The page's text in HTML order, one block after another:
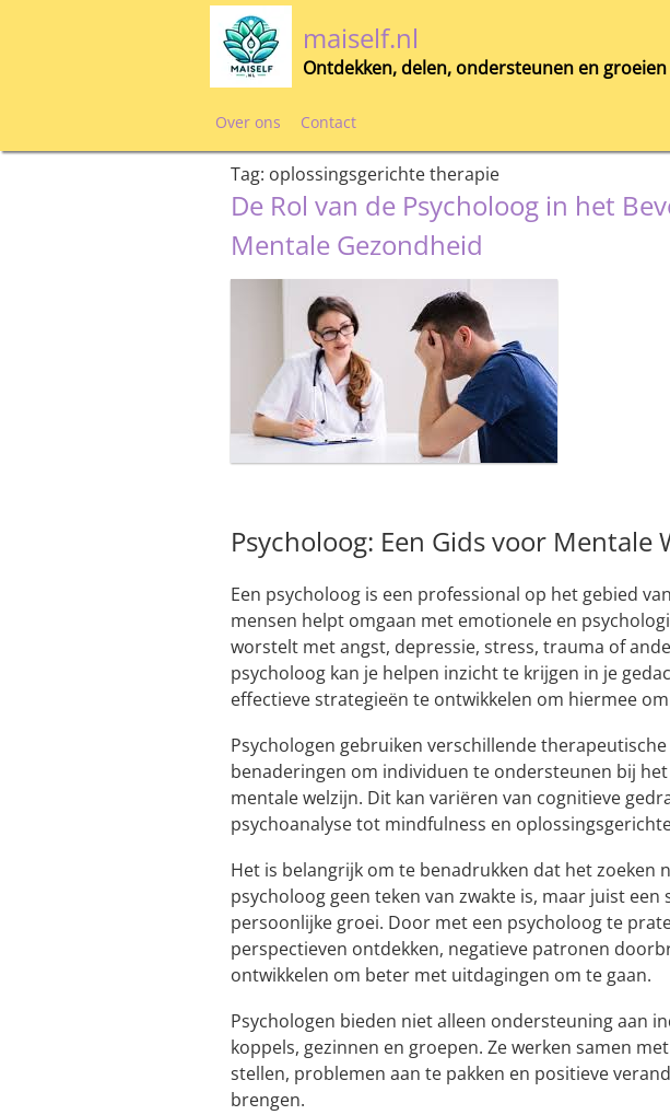
maiself.nl
Ontdekken, delen, ondersteunen en groeien
Over ons Contact
Tag: oplossingsgerichte therapie
De Rol van de Psycholoog in het
Mentale Gezondheid
Psycholoog: Een Gids voor Mentale
Een psycholoog is een professional op het gebied
mensen helpt omgaan met emotionele en
worstelt met angst, depressie, stress, trauma of
psycholoog kan je helpen inzicht te krijgen in je
effectieve strategieën te ontwikkelen om hiermee
Psychologen gebruiken verschillende
benaderingen om individuen te ondersteunen bij
mentale welzijn. Dit kan variëren van cognitieve
psychoanalyse tot mindfulness en
Het is belangrijk om te benadrukken dat het zoeken
psycholoog geen teken van zwakte is, maar juist een
persoonlijke groei. Door met een psycholoog te
perspectieven ontdekken, negatieve patronen
ontwikkelen om beter met uitdagingen om te gaan.
Psychologen bieden niet alleen ondersteuning aan
koppels, gezinnen en groepen. Ze werken samen
stellen, problemen aan te pakken en positieve
brengen.